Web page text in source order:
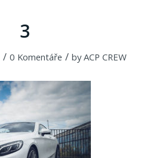
3
/ 0 Komentáře / byACP CREW